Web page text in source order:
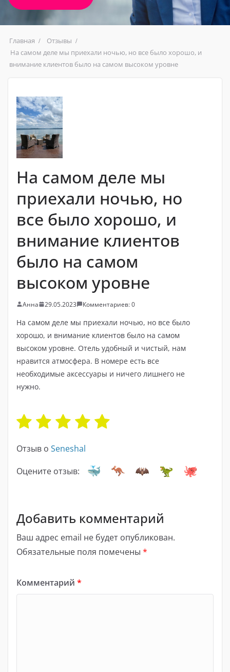
Главная
Отзывы
На самом деле мы приехали ночью, но все было хорошо, и
внимание клиентов было на самом высоком уровне
На самом деле мы
приехали ночью, но
все было хорошо, и
внимание клиентов
было на самом
высоком уровне
Анна 29.05.2023 Комментариев: 0
На самом деле мы приехали ночью, но все было
хорошо, и внимание клиентов было на самом
высоком уровне. Отель удобный и чистый, нам
нравится атмосфера. В номере есть все
необходимые аксессуары и ничего лишнего не
нужно.
Отзыв о Seneshal
Оцените отзыв:
Добавить комментарий
Ваш адрес email не будет опубликован.
Обязательные поля помечены *
Комментарий *